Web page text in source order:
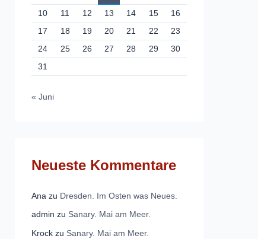
10
11 12 13 14 15
16
17
18 19 20 21 22
23
24
25 26 27 28 29
30
31
« Juni
Neueste Kommentare
Ana zu Dresden. Im Osten was Neues.
admin zu Sanary. Mai am Meer.
Krock zu Sanary. Mai am Meer.